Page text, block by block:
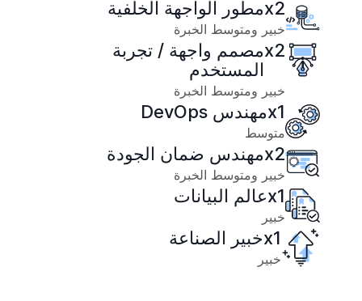
2
xمطور الواجهة الخلفية
خبير ومتوسط الخبرة
2
xمصمم واجهة / تجربة
المستخدم
خبير ومتوسط الخبرة
1
xمهندس DevOps
متوسط
2
xمهندس ضمان الجودة
خبير ومتوسط الخبرة
1
xعالم البيانات
خبير
1
xخبير الصناعة
خبير